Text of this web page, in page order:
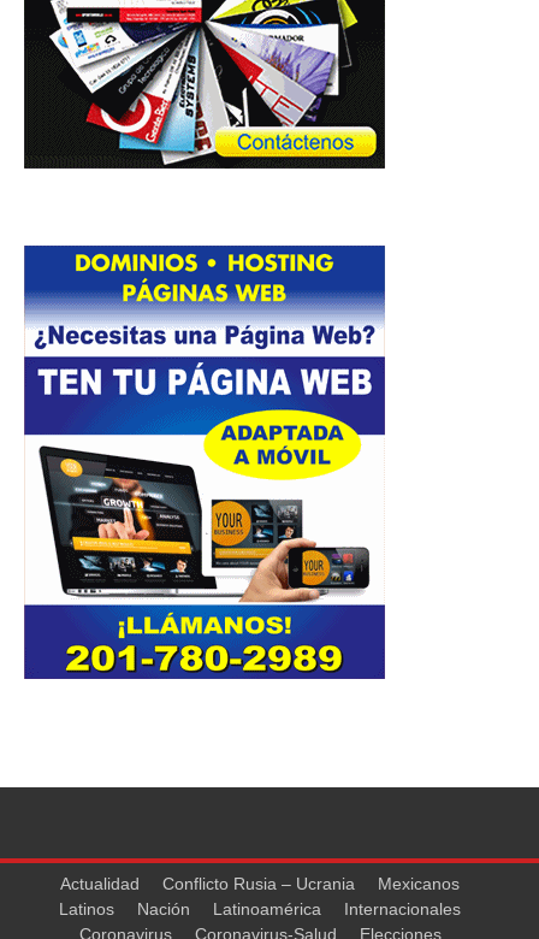
Actualidad Conflicto Rusia – Ucrania
Mexicanos
Latinos
Nación Latinoamérica
Internacionales
Coronavirus
Coronavirus-Salud Elecciones